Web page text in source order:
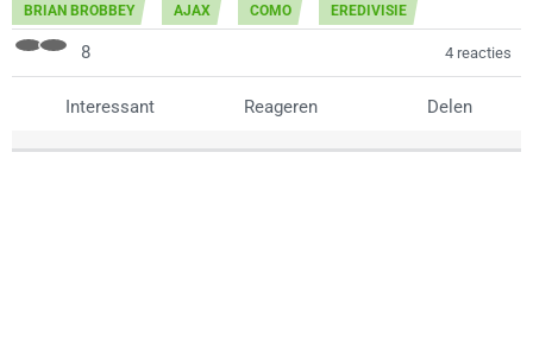
BRIAN BROBBEY AJAX COMO EREDIVISIE
8 4 reacties
Interessant Reageren Delen